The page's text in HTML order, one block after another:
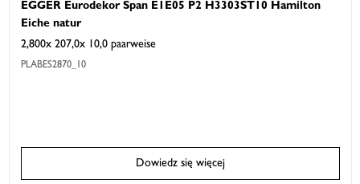
EGGER Eurodekor Span E1E05 P2 H3303ST10 Hamilton
Eiche natur
2,800x 207,0x 10,0 paarweise
PLABES2870_10
Dowiedz się więcej